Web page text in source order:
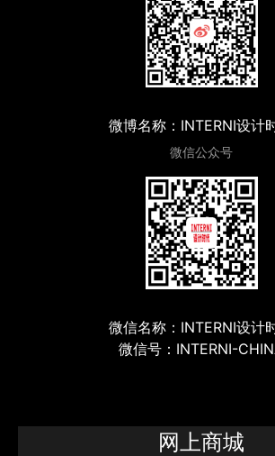
微博名称：INTERNI设计
微信公众号
微信名称：INTERNI设计
微信号：INTERNI-
网上商城